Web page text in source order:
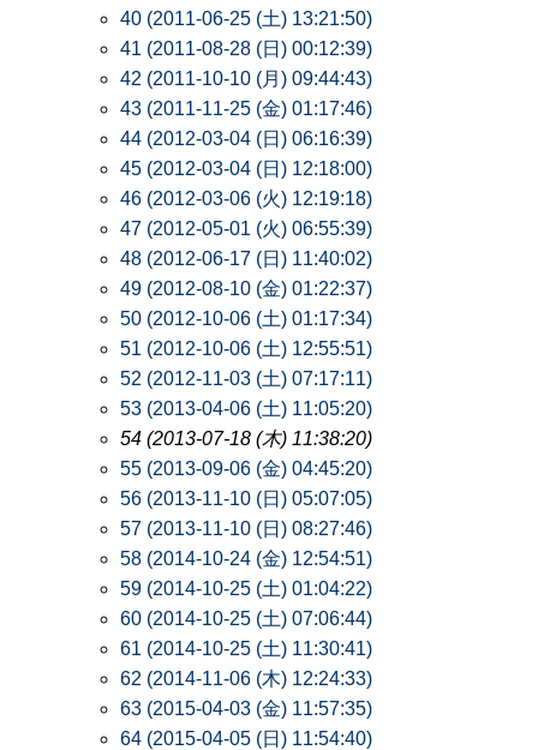
40 (2011-06-25 (土) 13:21:50)
41 (2011-08-28 (日) 00:12:39)
42 (2011-10-10 (月) 09:44:43)
43 (2011-11-25 (金) 01:17:46)
44 (2012-03-04 (日) 06:16:39)
45 (2012-03-04 (日) 12:18:00)
46 (2012-03-06 (火) 12:19:18)
47 (2012-05-01 (火) 06:55:39)
48 (2012-06-17 (日) 11:40:02)
49 (2012-08-10 (金) 01:22:37)
50 (2012-10-06 (土) 01:17:34)
51 (2012-10-06 (土) 12:55:51)
52 (2012-11-03 (土) 07:17:11)
53 (2013-04-06 (土) 11:05:20)
54 (2013-07-18 (木) 11:38:20)
55 (2013-09-06 (金) 04:45:20)
56 (2013-11-10 (日) 05:07:05)
57 (2013-11-10 (日) 08:27:46)
58 (2014-10-24 (金) 12:54:51)
59 (2014-10-25 (土) 01:04:22)
60 (2014-10-25 (土) 07:06:44)
61 (2014-10-25 (土) 11:30:41)
62 (2014-11-06 (木) 12:24:33)
63 (2015-04-03 (金) 11:57:35)
64 (2015-04-05 (日) 11:54:40)